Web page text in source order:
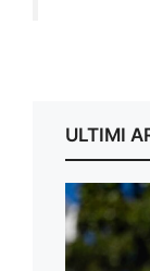
ULTIMI